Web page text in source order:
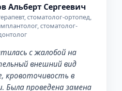
Альберт Сергеевич
стоматолог-ортопед,
стоматолог-
с жалобой на
внешний вид
кровоточивость в
Была проведена замена